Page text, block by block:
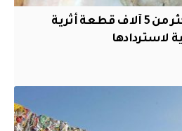
بعد 2003.. تهريب أكثر من 5 آلاف قطعة أثرية
لاستردادها